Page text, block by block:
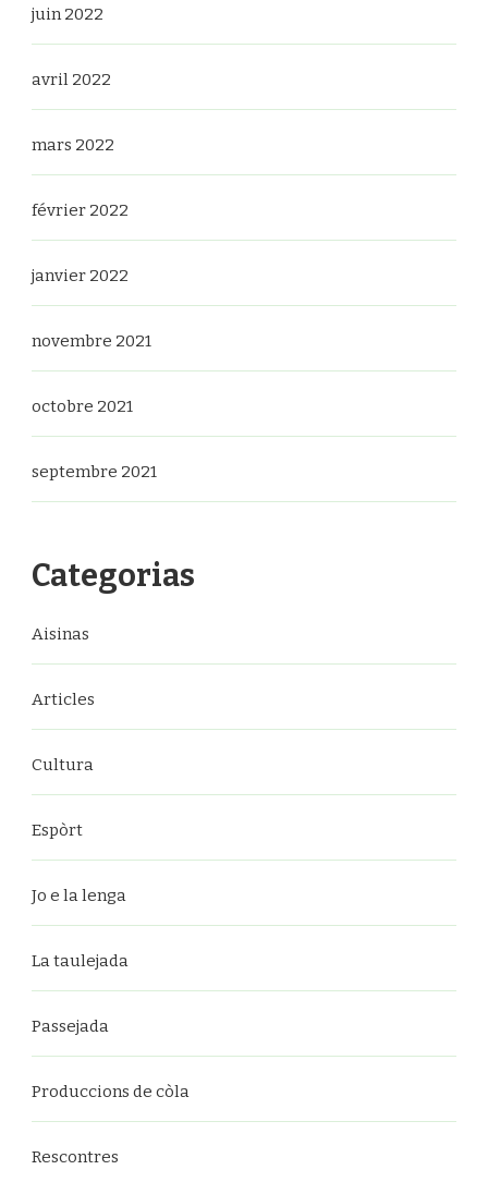
juin 2022
avril 2022
mars 2022
février 2022
janvier 2022
novembre 2021
octobre 2021
septembre 2021
Categorias
Aisinas
Articles
Cultura
Espòrt
Jo e la lenga
La taulejada
Passejada
Produccions de còla
Rescontres